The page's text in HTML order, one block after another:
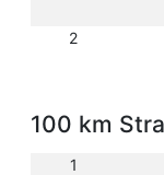
2
100 km
1